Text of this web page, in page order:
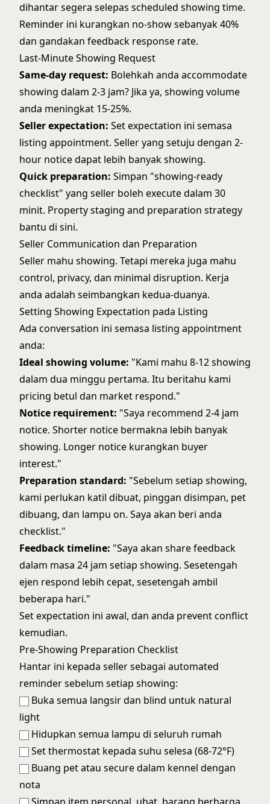
dihantar segera selepas scheduled showing time.
Reminder ini kurangkan no-show sebanyak 40%
dan gandakan feedback response rate.
Last-Minute Showing Request
Same-day request: Bolehkah anda accommodate
showing dalam 2-3 jam? Jika ya, showing volume
anda meningkat 15-25%.
Seller expectation: Set expectation ini semasa
listing appointment. Seller yang setuju dengan 2-
hour notice dapat lebih banyak showing.
Quick preparation: Simpan "showing-ready
checklist" yang seller boleh execute dalam 30
minit. Property staging and preparation strategy
bantu di sini.
Seller Communication dan Preparation
Seller mahu showing. Tetapi mereka juga mahu
control, privacy, dan minimal disruption. Kerja
anda adalah seimbangkan kedua-duanya.
Setting Showing Expectation pada Listing
Ada conversation ini semasa listing appointment
anda:
Ideal showing volume: "Kami mahu 8-12 showing
dalam dua minggu pertama. Itu beritahu kami
pricing betul dan market respond."
Notice requirement: "Saya recommend 2-4 jam
notice. Shorter notice bermakna lebih banyak
showing. Longer notice kurangkan buyer
interest."
Preparation standard: "Sebelum setiap showing,
kami perlukan katil dibuat, pinggan disimpan, pet
dibuang, dan lampu on. Saya akan beri anda
checklist."
Feedback timeline: "Saya akan share feedback
dalam masa 24 jam setiap showing. Sesetengah
ejen respond lebih cepat, sesetengah ambil
beberapa hari."
Set expectation ini awal, dan anda prevent conflict
kemudian.
Pre-Showing Preparation Checklist
Hantar ini kepada seller sebagai automated
reminder sebelum setiap showing:
Buka semua langsir dan blind untuk natural
light
Hidupkan semua lampu di seluruh rumah
Set thermostat kepada suhu selesa (68-72°F)
Buang pet atau secure dalam kennel dengan
nota